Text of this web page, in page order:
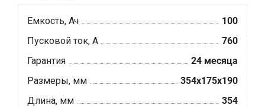
Емкость, Ач
100
Пусковой ток, А
760
Гарантия
24 месяца
Размеры, мм
354x175x190
Длина, мм
354